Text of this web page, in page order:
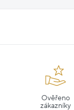
Ověřeno
zákazníky